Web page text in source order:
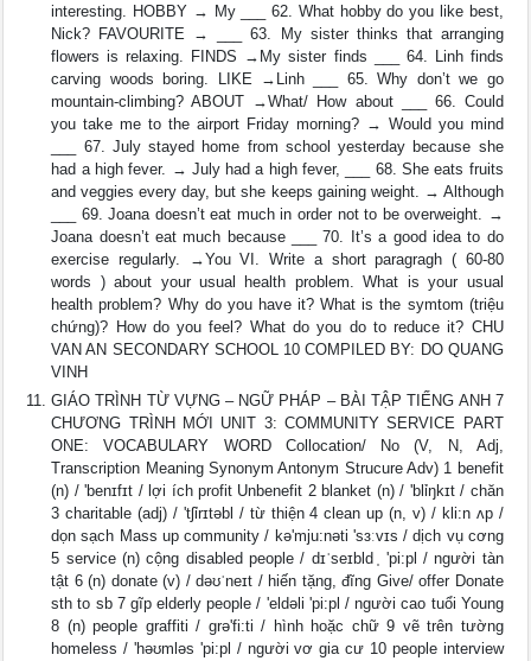
interesting. HOBBY → My ___ 62. What hobby do you like best,
Nick? FAVOURITE → ___ 63. My sister thinks that arranging
flowers is relaxing. FINDS →My sister finds ___ 64. Linh finds
carving woods boring. LIKE →Linh ___ 65. Why don’t we go
mountain-climbing? ABOUT →What/ How about ___ 66. Could
you take me to the airport Friday morning? → Would you mind
___ 67. July stayed home from school yesterday because she
had a high fever. → July had a high fever, ___ 68. She eats fruits
and veggies every day, but she keeps gaining weight. → Although
___ 69. Joana doesn’t eat much in order not to be overweight. →
Joana doesn’t eat much because ___ 70. It’s a good idea to do
exercise regularly. →You VI. Write a short paragragh ( 60-80
words ) about your usual health problem. What is your usual
health problem? Why do you have it? What is the symtom (triệu
chứng)? How do you feel? What do you do to reduce it? CHU
VAN AN SECONDARY SCHOOL 10 COMPILED BY: DO QUANG
VINH
GIÁO TRÌNH TỪ VỰNG – NGỮ PHÁP – BÀI TẬP TIẾNG ANH 7
CHƯƠNG TRÌNH MỚI UNIT 3: COMMUNITY SERVICE PART
ONE: VOCABULARY WORD Collocation/ No (V, N, Adj,
Transcription Meaning Synonym Antonym Strucure Adv) 1 benefit
(n) / 'benɪfɪt / lợi ích profit Unbenefit 2 blanket (n) / 'blỉŋkɪt / chăn
3 charitable (adj) / 'tʃỉrɪtəbl / từ thiện 4 clean up (n, v) / kli:n ʌp /
dọn sạch Mass up community / kə'mju:nəti 'sɜːvɪs / dịch vụ cơng
5 service (n) cộng disabled people / dɪˈseɪbld ̩ 'pi:pl / người tàn
tật 6 (n) donate (v) / dəʊˈneɪt / hiến tặng, đĩng Give/ offer Donate
sth to sb 7 gĩp elderly people / 'eldəli 'pi:pl / người cao tuổi Young
8 (n) people graffiti / ɡrə'fi:ti / hình hoặc chữ 9 vẽ trên tường
homeless / 'həʊmləs 'pi:pl / người vơ gia cư 10 people interview